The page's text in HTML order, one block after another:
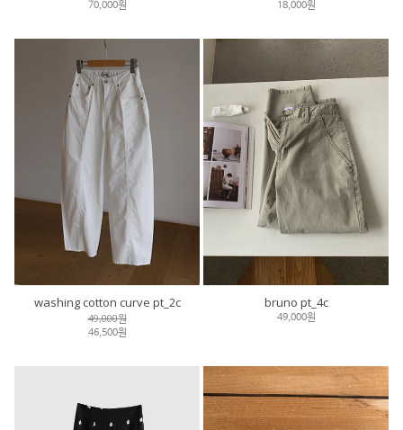
70,000원 18,000원
washing cotton curve pt_2c
49,000원
46,500원
bruno pt_4c
49,000원